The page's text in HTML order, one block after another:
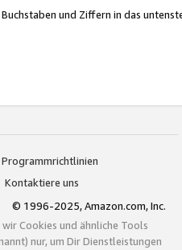
und Ziffern in das
Programmrichtlinien
Kontaktiere uns
© 1996-2025, Amazon.com, Inc.
Cookies und ähnliche Tools
nur, um Dir Dienstleistungen